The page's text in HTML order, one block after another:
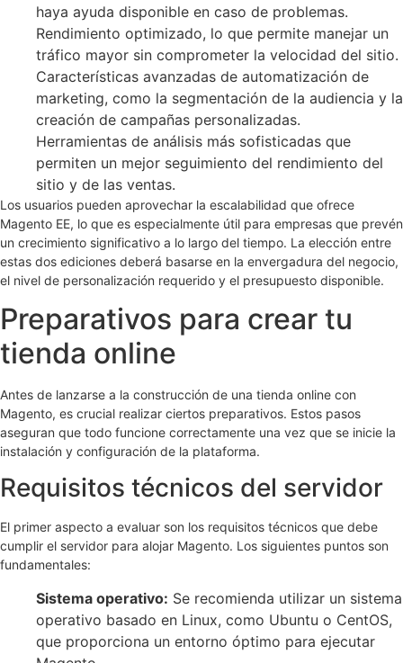
haya ayuda disponible en caso de problemas.
Rendimiento optimizado, lo que permite manejar un
tráfico mayor sin comprometer la velocidad del sitio.
Características avanzadas de automatización de
marketing, como la segmentación de la audiencia y la
creación de campañas personalizadas.
Herramientas de análisis más sofisticadas que
permiten un mejor seguimiento del rendimiento del
sitio y de las ventas.
Los usuarios pueden aprovechar la escalabilidad que ofrece
Magento EE, lo que es especialmente útil para empresas que prevén
un crecimiento significativo a lo largo del tiempo. La elección entre
estas dos ediciones deberá basarse en la envergadura del negocio,
el nivel de personalización requerido y el presupuesto disponible.
Preparativos para crear tu
tienda online
Antes de lanzarse a la construcción de una tienda online con
Magento, es crucial realizar ciertos preparativos. Estos pasos
aseguran que todo funcione correctamente una vez que se inicie la
instalación y configuración de la plataforma.
Requisitos técnicos del servidor
El primer aspecto a evaluar son los requisitos técnicos que debe
cumplir el servidor para alojar Magento. Los siguientes puntos son
fundamentales:
Sistema operativo: Se recomienda utilizar un sistema
operativo basado en Linux, como Ubuntu o CentOS,
que proporciona un entorno óptimo para ejecutar